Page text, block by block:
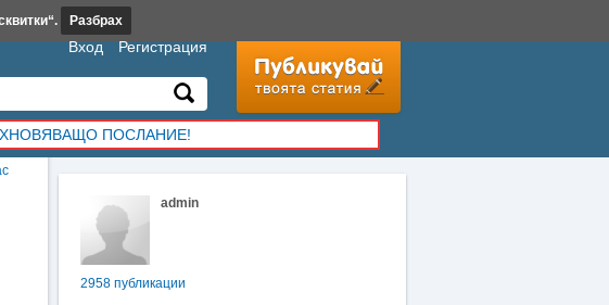
admin
2958 публикации
Вход Регистрация
ПОСЛАНИЕ!
Разбрах